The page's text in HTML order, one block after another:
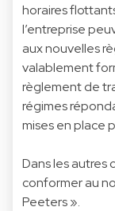
horaires
l’entreprise
aux nouvelles
valablement
règlement de
régimes
mises en place
Dans les autres
conformer au
Peeters ».